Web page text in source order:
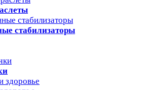
стабилизаторы